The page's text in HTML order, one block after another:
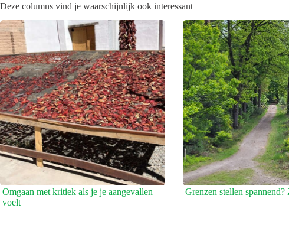
Deze columns vind je waarschijnlijk ook interessant
Omgaan met kritiek als je je aangevallen
voelt
Grenzen stellen